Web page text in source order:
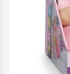
Baby Born
30cm -